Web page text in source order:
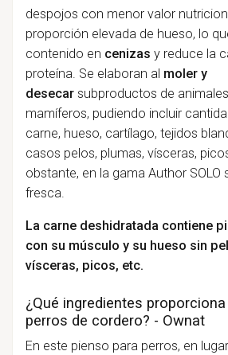
despojos con menor valor
proporción elevada de hueso, lo
contenido en cenizas y reduce la
proteína. Se elaboran al moler y
desecarsubproductos de
mamíferos, pudiendo incluir
carne, hueso, cartílago, tejidos
casos pelos, plumas, vísceras,
obstante, en la gama Author SOLO
fresca.
La carne deshidratada contiene
con su músculo y su hueso sin
vísceras, picos, etc.
¿Qué ingredientes
perros de cordero? - Ownat
En este pienso para perros, en